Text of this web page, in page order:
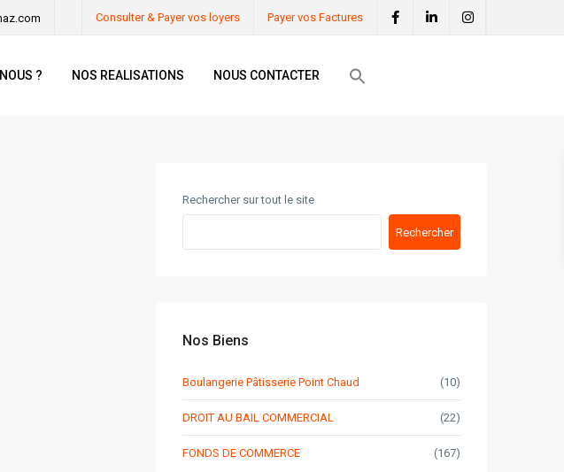
Consulter & Payer vos loyers Payer vos Factures
? NOS REALISATIONS NOUS CONTACTER
Rechercher sur tout le site
Rechercher
Nos Biens
Boulangerie Pâtisserie Point Chaud (10)
DROIT AU BAIL COMMERCIAL (22)
FONDS DE COMMERCE (167)